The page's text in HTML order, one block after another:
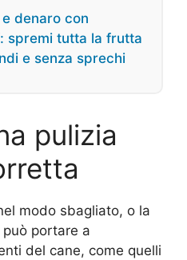
denaro con
spremi tutta la frutta
e senza sprechi
pulizia
modo sbagliato, o la
portare a
del cane, come quelli